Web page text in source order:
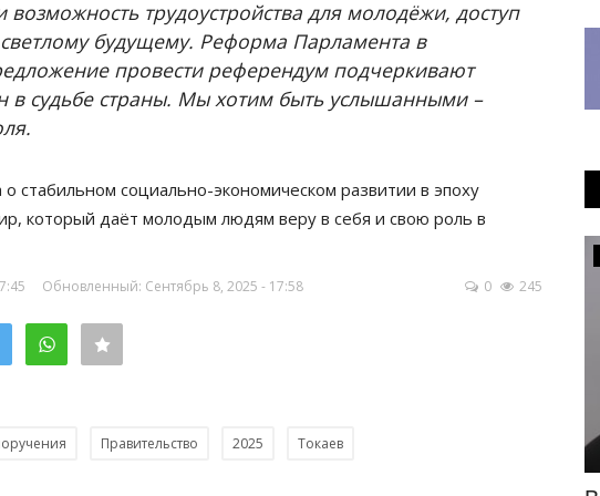
возможность трудоустройства для молодёжи, доступ
будущему. Реформа Парламента в
провести референдум подчеркивают
в судьбе страны. Мы хотим быть услышанными –
стабильном социально-экономическом развитии в эпоху
который даёт молодым людям веру в себя и свою роль в
Обновленный: Сентябрь 8, 2025 - 17:58 0 245
Правительство 2025 Токаев